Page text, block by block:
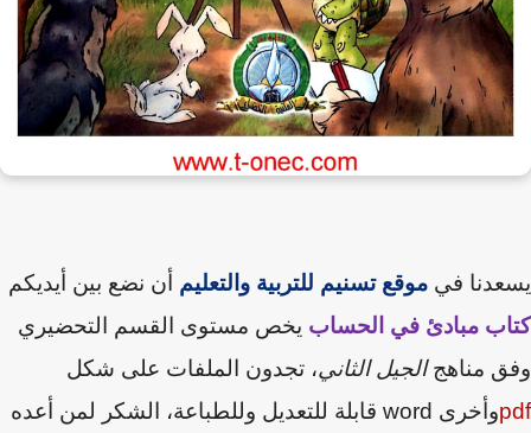
فيموقع تسنيم للتربية والتعليمأن نضع بين أيديكم
مبادئ في الحسابيخص مستوى القسم التحضيري
مناهجالجيل الثاني، تجدون الملفات على شكل
وأخرىword قابلة للتعديلوللطباعة، الشكر لمن أعده